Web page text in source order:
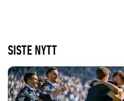
SISTE NYTT